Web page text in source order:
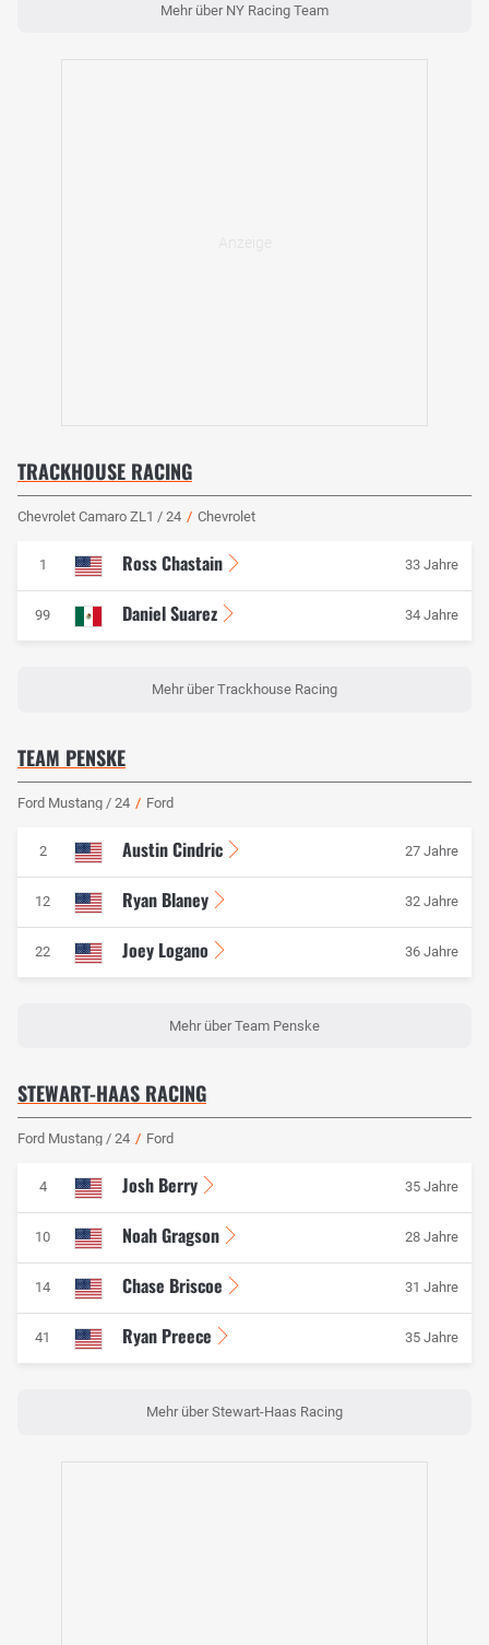
Mehr über NY Racing Team
TRACKHOUSE RACING
Chevrolet Camaro ZL1 / 24 / Chevrolet
1 Ross Chastain 33 Jahre
99 Daniel Suarez 34 Jahre
Mehr über Trackhouse Racing
TEAM PENSKE
Ford Mustang / 24 / Ford
2 Austin Cindric 27 Jahre
12 Ryan Blaney 32 Jahre
22 Joey Logano 36 Jahre
Mehr über Team Penske
STEWART-HAAS RACING
Ford Mustang / 24 / Ford
4 Josh Berry 35 Jahre
10 Noah Gragson 28 Jahre
14 Chase Briscoe 31 Jahre
41 Ryan Preece 35 Jahre
Mehr über Stewart-Haas Racing